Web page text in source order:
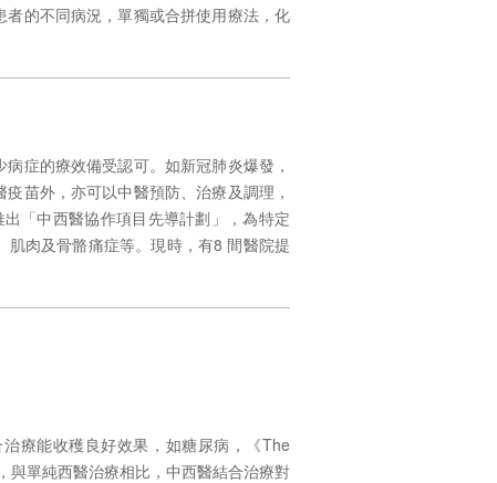
的不同病況，單獨或合拼使用療法，化
症的療效備受認可。如新冠肺炎爆發，
苗外，亦可以中醫預防、治療及調理，
「中西醫協作項目先導計劃」，為特定
肌肉及骨骼痛症等。現時，有8 間醫院提
療能收穫良好效果，如糖尿病，《The
與單純西醫治療相比，中西醫結合治療對